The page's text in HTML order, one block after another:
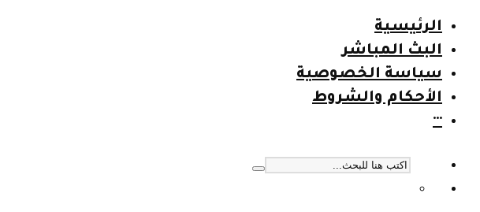
الرئيسية
البث المباشر
سياسة الخصوصية
الأحكام والشروط
···